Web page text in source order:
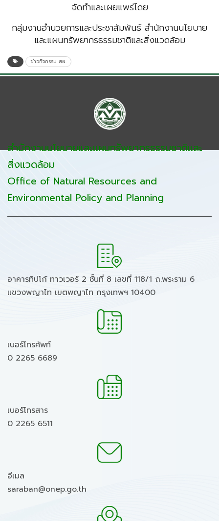
จัดทำและเผยแพร่โดย
กลุ่มงานอำนวยการและประชาสัมพันธ์ สำนักงานนโยบาย
และแผนทรัพยากรธรรมชาติและสิ่งแวดล้อม
ข่าวกิจกรรม สผ.
สำนักงานนโยบายและแผนทรัพยากรธรรมชาติและ
สิ่งแวดล้อม
Office of Natural Resources and
Environmental Policy and Planning
อาคารทิปโก้ ทาวเวอร์ 2 ชั้นที่ 8 เลขที่ 118/1 ถ.พระราม 6
แขวงพญาไท เขตพญาไท กรุงเทพฯ 10400
เบอร์โทรศัพท์
0 2265 6689
เบอร์โทรสาร
0 2265 6511
อีเมล
saraban@onep.go.th